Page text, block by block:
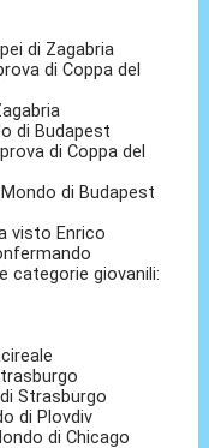
di Zagabria
di Coppa del
di Budapest
di Coppa del
di Budapest
visto Enrico
categorie giovanili:
Strasburgo
di Plovdiv
di Chicago